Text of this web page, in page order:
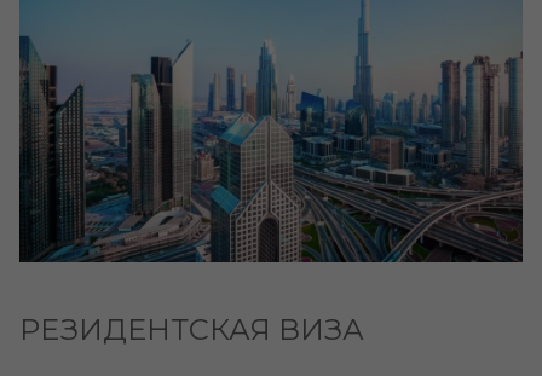
РЕЗИДЕНТСКАЯ ВИЗА